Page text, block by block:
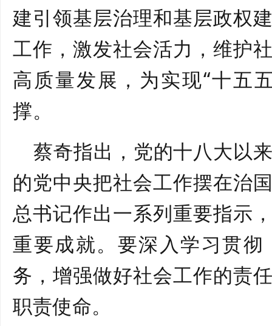
建引领基层治理和基层政权
工作，激发社会活力，维护
高质量发展，为实现“十五
撑。
蔡奇指出，党的十八大以
的党中央把社会工作摆在治
总书记作出一系列重要指示
重要成就。要深入学习贯
务，增强做好社会工作的责
职责使命。